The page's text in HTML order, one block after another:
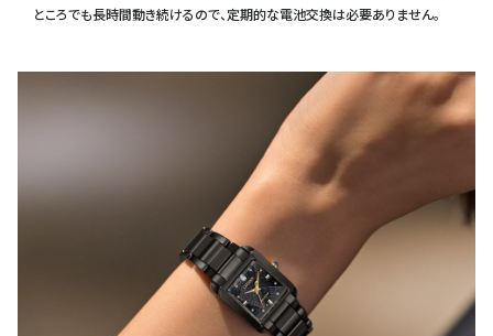
ところでも長時間動き続けるので、定期的な電池交換は必要ありません。